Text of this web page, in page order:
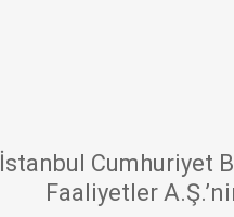
İstanbul Cumhuriyet
Faaliyetler